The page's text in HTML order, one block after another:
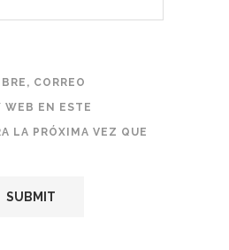
CORREO
WEB EN ESTE
LA PRÓXIMA VEZ QUE